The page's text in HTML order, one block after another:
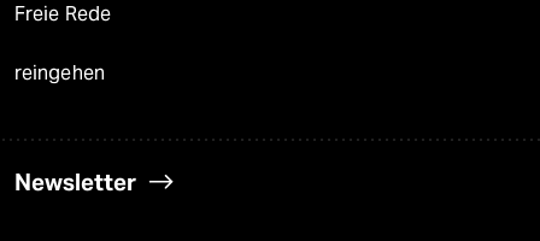
Freie Rede
reingehen
Newsletter